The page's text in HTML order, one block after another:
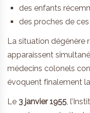
des enfants
des proches de
La situation dégénère
apparaissent
médecins colonels
évoquent finalement
Le 3 janvier 1955,